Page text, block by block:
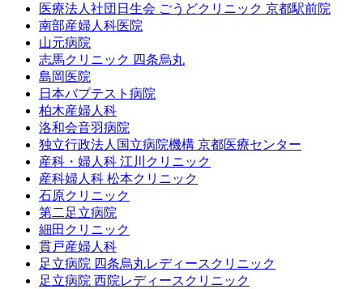
医療法人社団日生会 ごうどクリニック 京都駅前院
南部産婦人科医院
山元病院
志馬クリニック 四条烏丸
島岡医院
日本バプテスト病院
柏木産婦人科
洛和会音羽病院
独立行政法人国立病院機構 京都医療センター
産科・婦人科 江川クリニック
産科婦人科 松本クリニック
石原クリニック
第二足立病院
細田クリニック
貫戸産婦人科
足立病院 四条烏丸レディースクリニック
足立病院 西院レディースクリニック